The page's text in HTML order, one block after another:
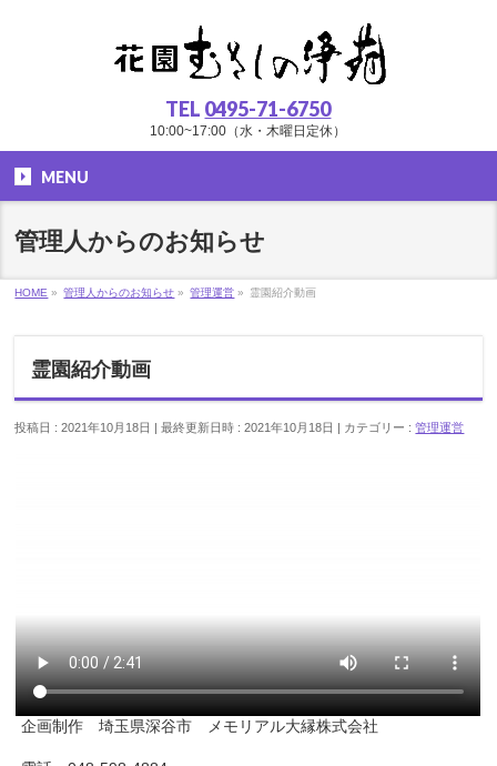
TEL 0495-71-6750
10:00~17:00（水・木曜日定休）
MENU
管理人からのお知らせ
HOME » 管理人からのお知らせ » 管理運営 » 霊園紹介動画
霊園紹介動画
投稿日 : 2021年10月18日 最終更新日時 : 2021年10月18日 カテゴリー :管理運営
企画制作 埼玉県深谷市 メモリアル大縁株式会社